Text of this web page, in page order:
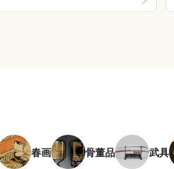
春画 骨董品 武具